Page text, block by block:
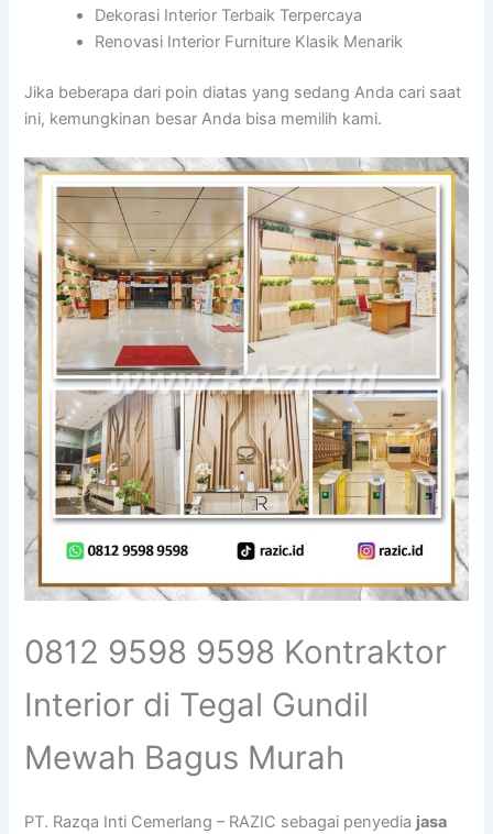
Dekorasi Interior Terbaik Terpercaya
Renovasi Interior Furniture Klasik Menarik
Jika beberapa dari poin diatas yang sedang Anda cari saat
ini, kemungkinan besar Anda bisa memilih kami.
0812 9598 9598 Kontraktor
Interior di Tegal Gundil
Mewah Bagus Murah
PT. Razqa Inti Cemerlang – RAZIC sebagai penyedia jasa